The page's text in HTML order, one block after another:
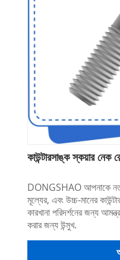
কাউন্টারসাঙ্ক স্কয়ার নেক
DONGSHAO আপনাকে
মূল্যের, এবং উচ্চ-মানের
কারখানা পরিদর্শনের জন্য
করার জন্য উন্মুখ.